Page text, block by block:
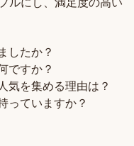
したか？
ですか？
気を集める理由は？
っていますか？